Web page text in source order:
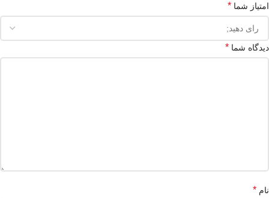
امتیاز شما *
دیدگاه شما *
نام *